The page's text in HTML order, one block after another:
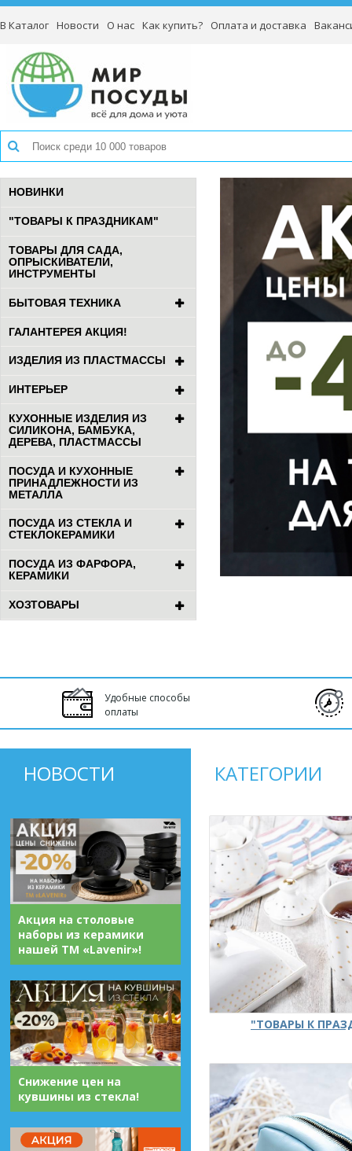
В Каталог Новости О нас Как купить? Оплата и доставка
НОВИНКИ
"ТОВАРЫ К ПРАЗДНИКАМ"
ТОВАРЫ ДЛЯ САДА,
ОПРЫСКИВАТЕЛИ,
ИНСТРУМЕНТЫ
БЫТОВАЯ ТЕХНИКА
ГАЛАНТЕРЕЯ АКЦИЯ!
ИЗДЕЛИЯ ИЗ ПЛАСТМАССЫ
ИНТЕРЬЕР
КУХОННЫЕ ИЗДЕЛИЯ ИЗ
СИЛИКОНА, БАМБУКА,
ДЕРЕВА, ПЛАСТМАССЫ
ПОСУДА И КУХОННЫЕ
ПРИНАДЛЕЖНОСТИ ИЗ
МЕТАЛЛА
ПОСУДА ИЗ СТЕКЛА И
СТЕКЛОКЕРАМИКИ
ПОСУДА ИЗ ФАРФОРА,
КЕРАМИКИ
ХОЗТОВАРЫ
Удобные способы
оплаты
НОВОСТИ
Акция на столовые
наборы из керамики
нашей ТМ «Lavenir»!
Снижение цен на
кувшины из стекла!
КАТЕГОРИИ
"ТОВАРЫ К